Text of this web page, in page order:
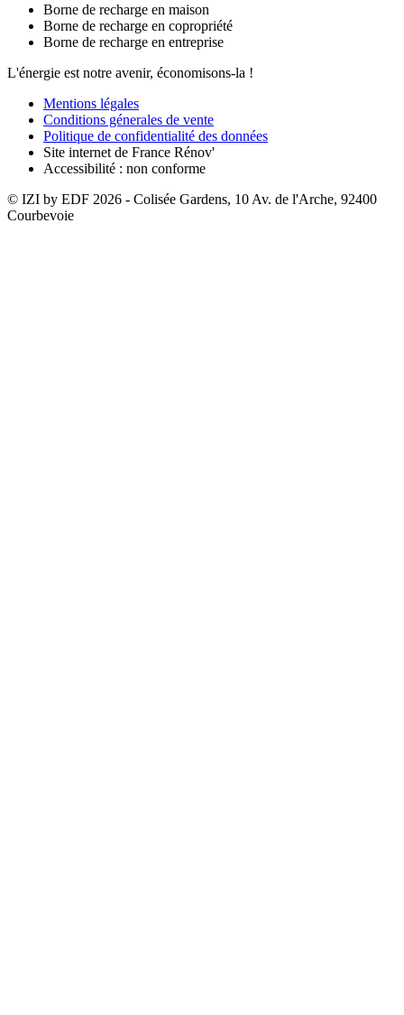
Borne de recharge en maison
Borne de recharge en copropriété
Borne de recharge en entreprise
L'énergie est notre avenir, économisons-la !
Mentions légales
Conditions génerales de vente
Politique de confidentialité des données
Site internet de France Rénov'
Accessibilité : non conforme
© IZI by EDF 2026 - Colisée Gardens, 10 Av. de l'Arche, 92400
Courbevoie